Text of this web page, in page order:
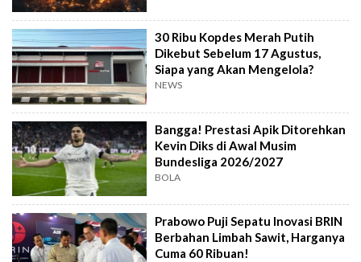
30 Ribu Kopdes Merah Putih
Dikebut Sebelum 17 Agustus,
Siapa yang Akan Mengelola?
NEWS
Bangga! Prestasi Apik Ditorehkan
Kevin Diks di Awal Musim
Bundesliga 2026/2027
BOLA
Prabowo Puji Sepatu Inovasi BRIN
Berbahan Limbah Sawit, Harganya
Cuma 60 Ribuan!